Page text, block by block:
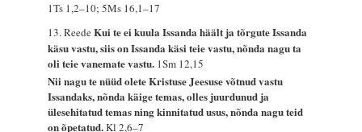
1Ts 1,2–10; 5Ms 16,1–17
13. ReedeKui te ei kuula Issanda häält ja tõrgute Issanda
käsu vastu, siis on Issanda käsi teie vastu, nõnda nagu ta
oli teie vanemate vastu. 1Sm 12,15
Nii nagu te nüüd olete Kristuse Jeesuse võtnud vastu
Issandaks, nõnda käige temas, olles juurdunud ja
ülesehitatud temas ning kinnitatud usus, nõnda nagu teid
on õpetatud.Kl 2,6–7